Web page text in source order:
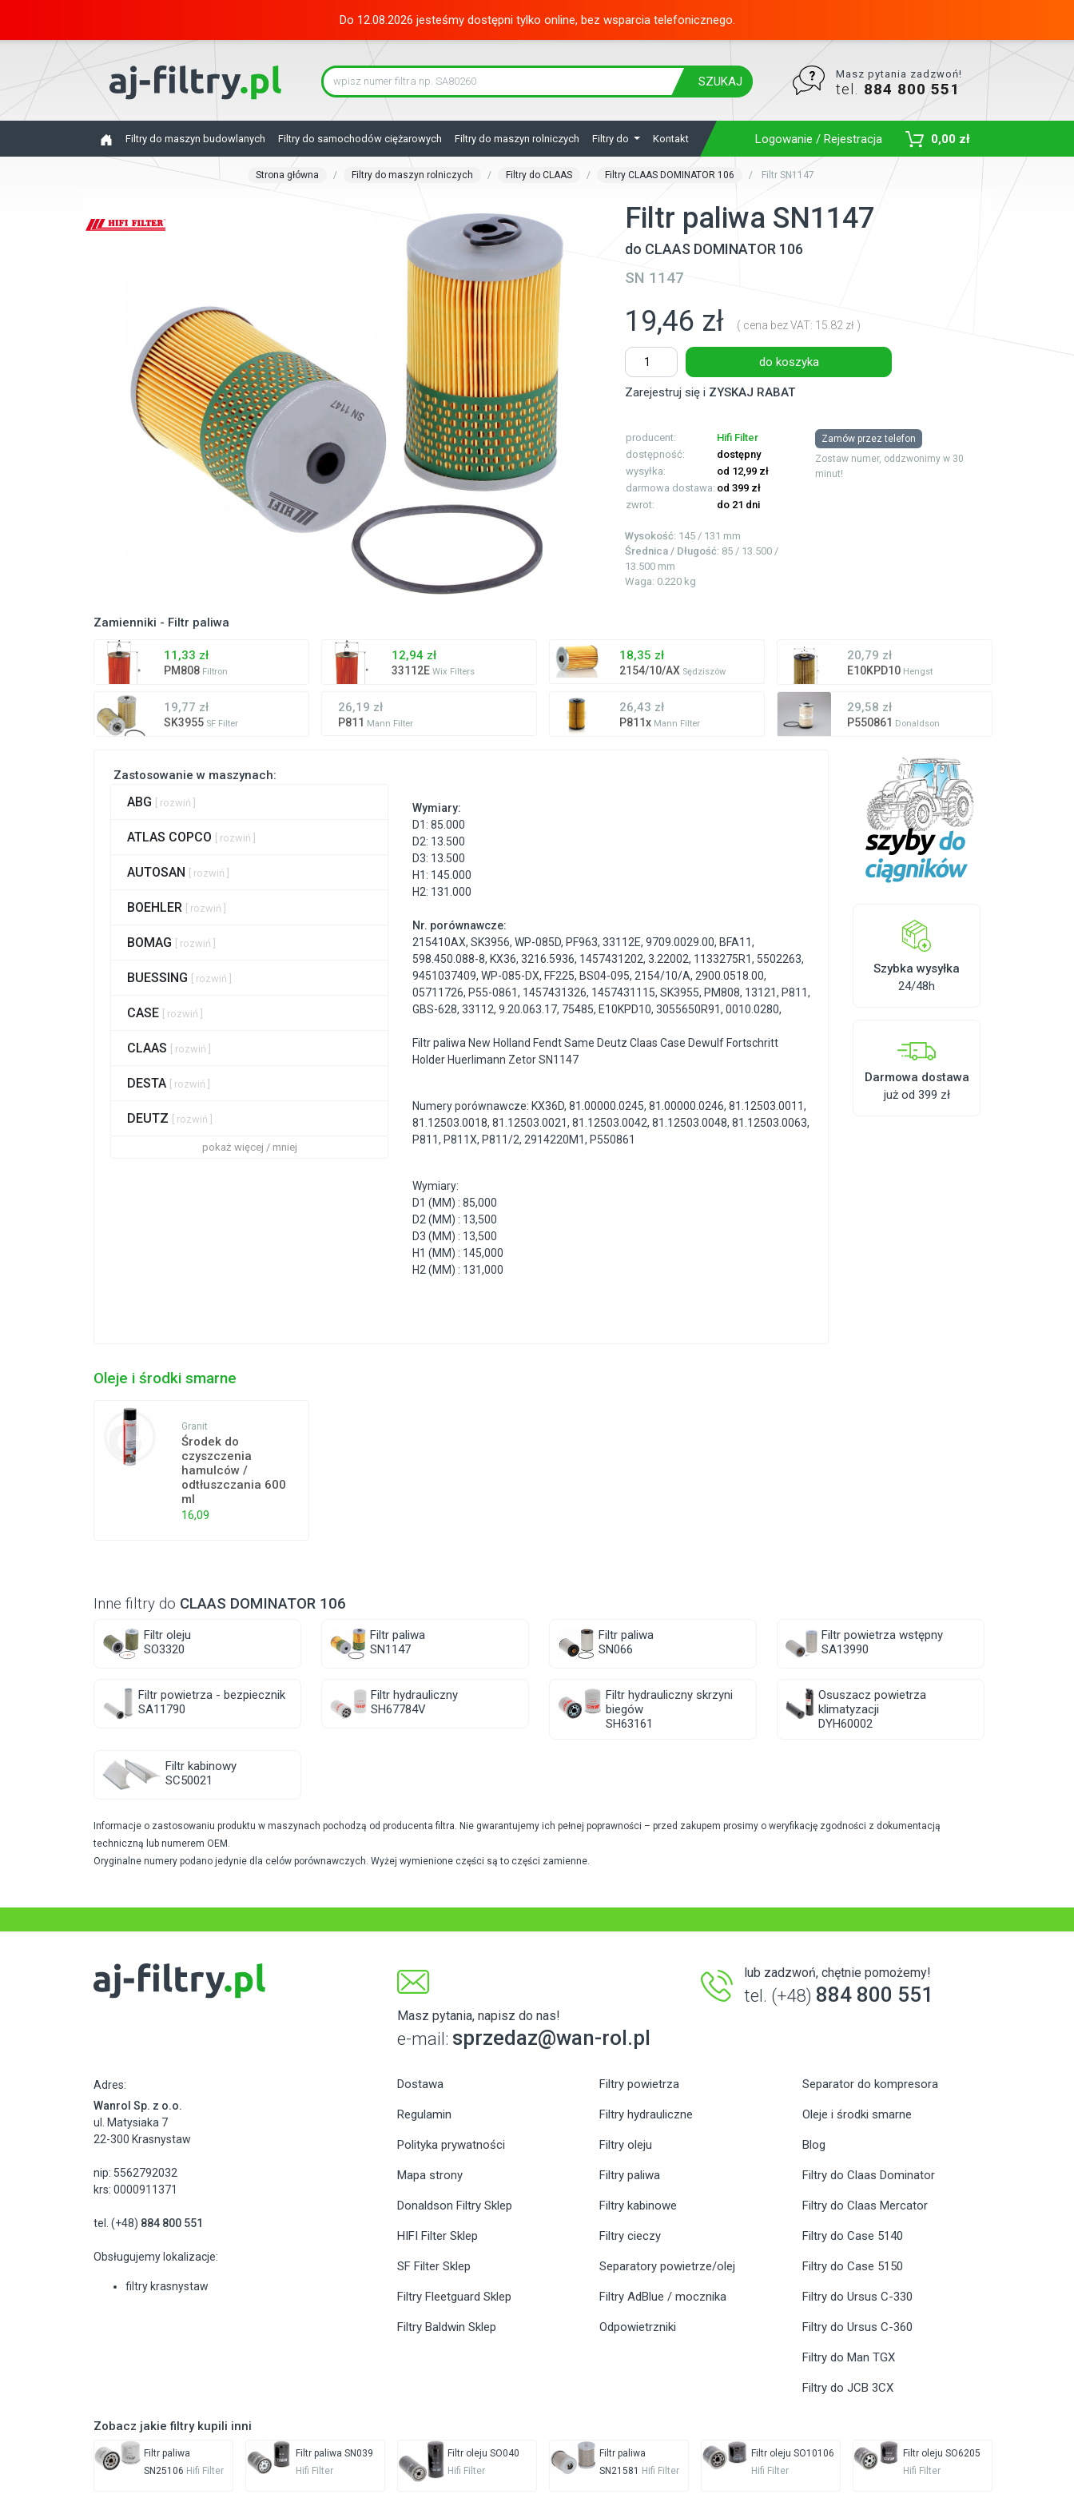
Do 12.08.2026 jesteśmy dostępni tylko online, bez wsparcia telefonicznego.
SZUKAJ
Masz pytania zadzwoń!
tel. 884 800 551
Filtry do maszyn budowlanych Filtry do samochodów ciężarowych Filtry do maszyn rolniczych Filtry do Kontakt Logowanie / Rejestracja 0,00 zł
Strona główna Filtry do maszyn rolniczych Filtry do CLAAS Filtry CLAAS DOMINATOR 106 Filtr SN1147
Filtr paliwa SN1147
do CLAAS DOMINATOR 106
SN 1147
19,46 zł ( cena bez VAT: 15.82 zł )
do koszyka
Zarejestruj się i ZYSKAJ RABAT
producent:
Hifi Filter
dostępność:
dostępny
wysyłka:
od 12,99 zł
darmowa dostawa: od 399 zł
zwrot:
do 21 dni
Wysokość: 145 / 131 mm
Średnica / Długość: 85 / 13.500 /
13.500 mm
Waga: 0.220 kg
Zamów przez telefon
Zostaw numer, oddzwonimy w 30
minut!
Zamienniki - Filtr paliwa
11,33 zł
PM808 Filtron
12,94 zł
33112E Wix Filters
18,35 zł
2154/10/AX Sędziszów
20,79 zł
E10KPD10 Hengst
19,77 zł
SK3955 SF Filter
26,19 zł
P811 Mann Filter
26,43 zł
P811x Mann Filter
29,58 zł
P550861 Donaldson
Zastosowanie w maszynach:
ABG [ rozwiń ]
ATLAS COPCO [ rozwiń ]
AUTOSAN [ rozwiń ]
BOEHLER [ rozwiń ]
BOMAG [ rozwiń ]
BUESSING [ rozwiń ]
CASE [ rozwiń ]
CLAAS [ rozwiń ]
DESTA [ rozwiń ]
DEUTZ [ rozwiń ]
pokaż więcej / mniej
Wymiary:
D1: 85.000
D2: 13.500
D3: 13.500
H1: 145.000
H2: 131.000
Nr. porównawcze:
215410AX,SK3956,WP-085D, PF963,33112E,9709.0029.00, BFA11,
598.450.088-8, KX36,3216.5936, 1457431202,3.22002, 1133275R1, 5502263,
9451037409,WP-085-DX, FF225, BS04-095,2154/10/A,2900.0518.00,
05711726, P55-0861, 1457431326, 1457431115,SK3955, PM808, 13121, P811,
GBS-628,33112,9.20.063.17, 75485, E10KPD10,3055650R91,0010.0280,
Filtr paliwa New Holland Fendt Same Deutz Claas Case Dewulf Fortschritt
Holder Huerlimann Zetor SN1147
Numery porównawcze: KX36D, 81.00000.0245, 81.00000.0246, 81.12503.0011,
81.12503.0018, 81.12503.0021, 81.12503.0042, 81.12503.0048, 81.12503.0063,
P811, P811X, P811/2, 2914220M1, P550861
Wymiary:
D1 (MM) : 85,000
D2 (MM) : 13,500
D3 (MM) : 13,500
H1 (MM) : 145,000
H2 (MM) : 131,000
Szybka wysyłka
24/48h
Darmowa dostawa
już od 399 zł
Oleje i środki smarne
Granit
Środek do
czyszczenia
hamulców /
odtłuszczania 600
ml
16,09
Inne filtry do CLAAS DOMINATOR 106
Filtr oleju
SO3320
Filtr paliwa
SN1147
Filtr paliwa
SN066
Filtr powietrza wstępny
SA13990
Filtr powietrza - bezpiecznik
SA11790
Filtr hydrauliczny
SH67784V
Filtr hydrauliczny skrzyni
biegów
SH63161
Osuszacz powietrza
klimatyzacji
DYH60002
Filtr kabinowy
SC50021
Informacje o zastosowaniu produktu w maszynach pochodzą od producenta filtra. Nie gwarantujemy ich pełnej poprawności – przed zakupem prosimy o weryfikację zgodności z dokumentacją
techniczną lub numerem OEM.
Oryginalne numery podano jedynie dla celów porównawczych. Wyżej wymienione części są to części zamienne.
Masz pytania, napisz do nas!
e-mail: sprzedaz@wan-rol.pl
lub zadzwoń, chętnie pomożemy!
tel. (+48) 884 800 551
Adres:
Wanrol Sp. z o.o.
ul. Matysiaka 7
22-300 Krasnystaw
nip: 5562792032
krs: 0000911371
tel. (+48) 884 800 551
Obsługujemy lokalizacje:
filtry krasnystaw
Dostawa
Regulamin
Polityka prywatności
Mapa strony
Donaldson Filtry Sklep
HIFI Filter Sklep
SF Filter Sklep
Filtry Fleetguard Sklep
Filtry Baldwin Sklep
Filtry powietrza
Filtry hydrauliczne
Filtry oleju
Filtry paliwa
Filtry kabinowe
Filtry cieczy
Separatory powietrze/olej
Filtry AdBlue / mocznika
Odpowietrzniki
Separator do kompresora
Oleje i środki smarne
Blog
Filtry do Claas Dominator
Filtry do Claas Mercator
Filtry do Case 5140
Filtry do Case 5150
Filtry do Ursus C-330
Filtry do Ursus C-360
Filtry do Man TGX
Filtry do JCB 3CX
Zobacz jakie filtry kupili inni
Filtr paliwa
SN25106 Hifi Filter
Filtr paliwa SN039
Hifi Filter
Filtr oleju SO040
Hifi Filter
Filtr paliwa
SN21581 Hifi Filter
Filtr oleju SO10106
Hifi Filter
Filtr oleju SO6205
Hifi Filter